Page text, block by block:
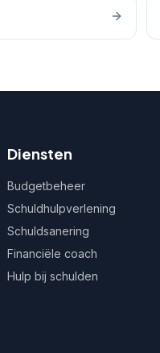
Diensten
Budgetbeheer
Schuldhulpverlening
Schuldsanering
Financiële coach
Hulp bij schulden